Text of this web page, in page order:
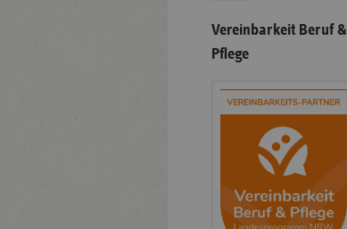
Vereinbarkeit Beruf &
Pflege